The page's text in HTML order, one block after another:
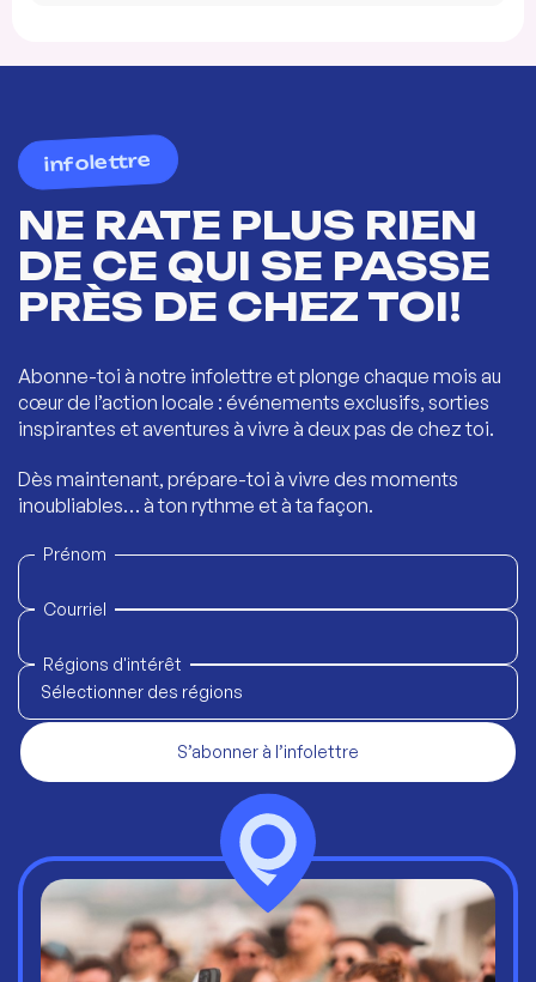
infolettre
NE RATE PLUS RIEN
DE CE QUI SE PASSE
PRÈS DE CHEZ TOI!
Abonne-toi à notre infolettre et plonge chaque mois au
cœur de l’action locale : événements exclusifs, sorties
inspirantes et aventures à vivre à deux pas de chez toi.
Dès maintenant, prépare-toi à vivre des moments
inoubliables… à ton rythme et à ta façon.
Prénom
Courriel
Régions d'intérêt
Sélectionner des régions
S’abonner à l’infolettre